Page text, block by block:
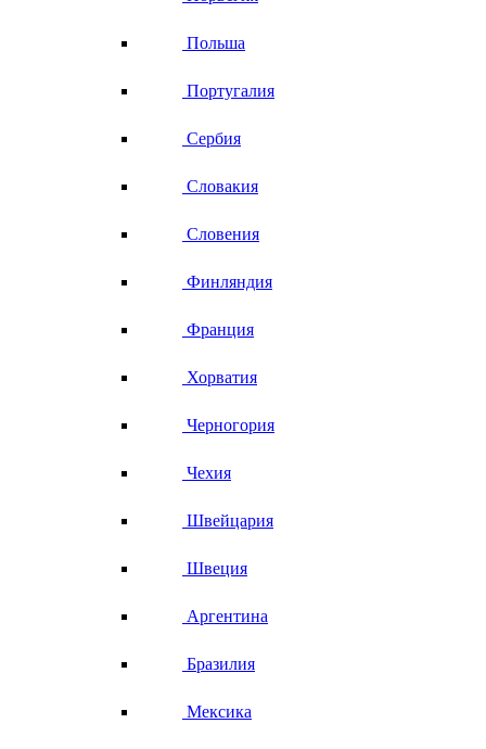
Польша
Португалия
Сербия
Словакия
Словения
Финляндия
Франция
Хорватия
Черногория
Чехия
Швейцария
Швеция
Аргентина
Бразилия
Мексика